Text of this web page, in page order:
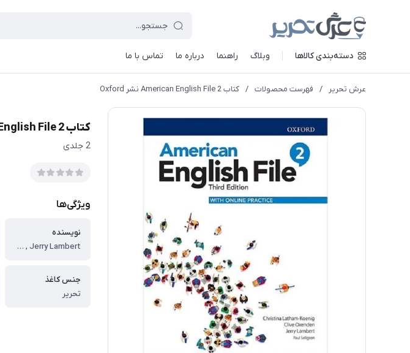
دسته‌بندی کالاها وبلاگ راهنما درباره ما تماس با ما
عرش تحریر / فهرست محصولات / کتاب American English File 2 نشر Oxford
کتاب American English File 2 نشر Oxford
2 جلدی
ویژگی‌ها
نویسنده
Christina Latham-Koenig , Clive Oxenden , Jerry Lambert
جنس کاغذ
تحریر